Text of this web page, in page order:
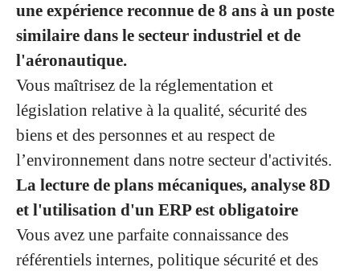
une expérience reconnue de 8 ans à un poste
similaire dans le secteur industriel et de
l'aéronautique.
Vous maîtrisez de la réglementation et
législation relative à la qualité, sécurité des
biens et des personnes et au respect de
l’environnement dans notre secteur d'activités.
La lecture de plans mécaniques, analyse 8D
et l'utilisation d'un ERP est obligatoire
Vous avez une parfaite connaissance des
référentiels internes, politique sécurité et des